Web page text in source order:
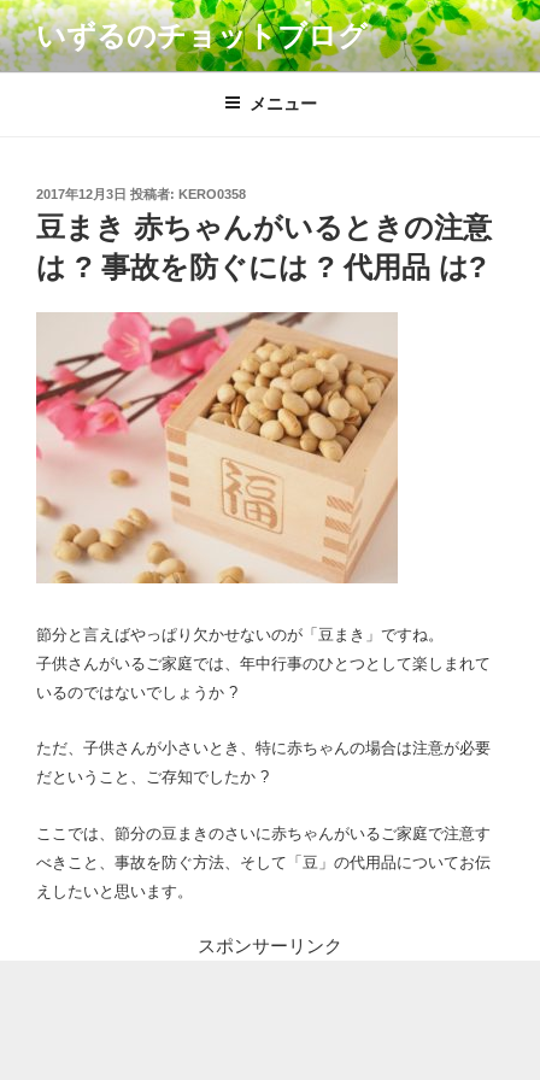
コ
ン
テ
いずるのチョットブログ
メニュー
投
稿
日:
2017年12月3日 投稿者: KERO0358
豆まき 赤ちゃんがいるときの注意
は ? 事故を防ぐには ? 代用品 は?
節分と言えばやっぱり欠かせないのが「豆まき」ですね。
子供さんがいるご家庭では、年中行事のひとつとして楽しまれて
いるのではないでしょうか ?
ただ、子供さんが小さいとき、特に赤ちゃんの場合は注意が必要
だということ、ご存知でしたか ?
ここでは、節分の豆まきのさいに赤ちゃんがいるご家庭で注意す
べきこと、事故を防ぐ方法、そして「豆」の代用品についてお伝
えしたいと思います。
スポンサーリンク